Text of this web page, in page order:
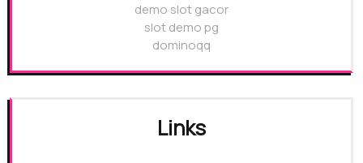
demo slot gacor
slot demo pg
dominoqq
Links